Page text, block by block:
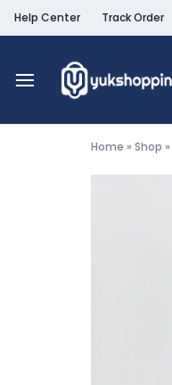
Help Center Track Order
OnlineHome » Shop »